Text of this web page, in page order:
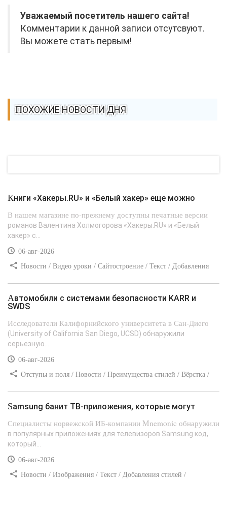
Уважаемый посетитель нашего сайта!
Комментарии к данной записи отсутсвуют.
Вы можете стать первым!
ПОХОЖИЕ НОВОСТИ ДНЯ
Книги «Хакеры.RU» и «Белый хакер» еще можно
В нашем магазине по-прежнему доступны печатные версии
романов Валентина Холмогорова «Хакеры.RU» и «Белый
хакер» с...
06-авг-2026
Новости / Видео уроки / Сайтостроение / Текст / Добавления
Автомобили с системами безопасности KARR и
SWDS
Исследователи Калифорнийского университета в Сан-Диего
(University of California San Diego, UCSD) обнаружили
серьезную...
06-авг-2026
Отступы и поля / Новости / Преимущества стилей / Вёрстка /
Samsung банит ТВ-приложения, которые могут
Специалисты норвежской ИБ-компании Mnemonic обнаружили
в популярных приложениях для телевизоров Samsung код,
который...
06-авг-2026
Новости / Изображения / Текст / Добавления стилей /